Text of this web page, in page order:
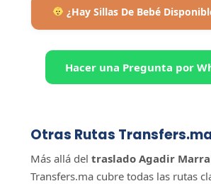
¿Hay Sillas De Bebé
Hacer una Pregunta por
Otras Rutas
Más allá del traslado Agadir
Transfers.ma cubre todas las rutas